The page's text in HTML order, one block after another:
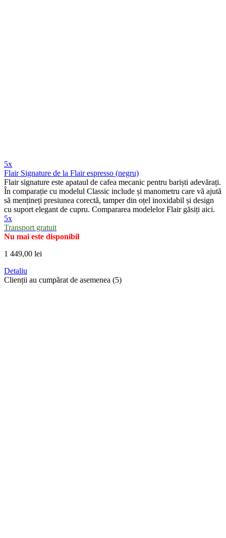
5x
Flair Signature de la Flair espresso (negru)
Flair signature este apataul de cafea mecanic pentru bariști adevărați.
În comparație cu modelul Classic include și manometru care vă ajută
să mențineți presiunea corectă, tamper din oțel inoxidabil și design
cu suport elegant de cupru. Compararea modelelor Flair găsiți aici.
5x
Transport gratuit
Nu mai este disponibil
1 449,00 lei
Detaliu
Clienții au cumpărat de asemenea (5)